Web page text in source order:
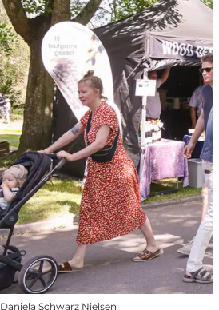
Daniela Schwarz Nielsen